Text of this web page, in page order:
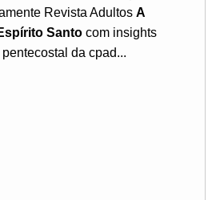
Revista Adultos A
Santo com insights
da cpad...